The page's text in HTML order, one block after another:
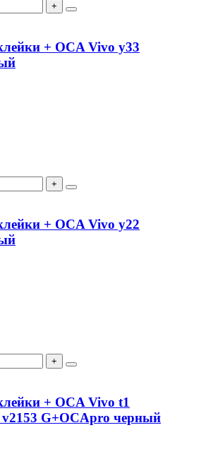
+
+ OCA Vivo y33
+
+ OCA Vivo y22
+
+ OCA Vivo t1
v2153 G+OCApro черный